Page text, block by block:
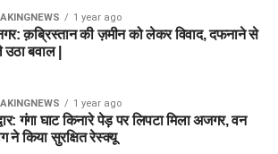
1 year ago
क़ब्रिस्तान की ज़मीन को लेकर विवाद, दफनाने से
बवाल |
1 year ago
गंगा घाट किनारे पेड़ पर लिपटा मिला अजगर, वन
ने किया सुरक्षित रेस्क्यू